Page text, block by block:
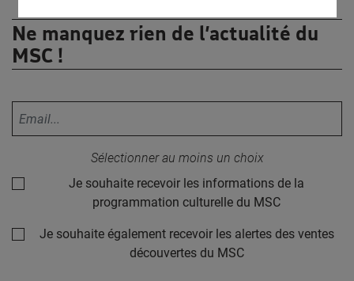
Ne manquez rien de l’actualité du
MSC !
Sélectionner au moins un choix
Je souhaite recevoir les informations de la
programmation culturelle du MSC
Je souhaite également recevoir les alertes des ventes
découvertes du MSC